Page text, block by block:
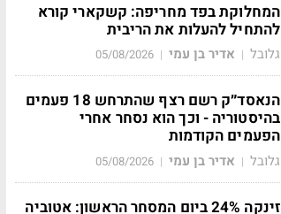
המחלוקת בפד מחריפה: קשקארי קורא
להתחיל להעלות את הריבית
גלובל | אדיר בן עמי |
05/08/2026
הנאסד״ק רשם רצף שהתרחש 18 פעמים
בהיסטוריה - וכך הוא נסחר אחרי
הפעמים הקודמות
גלובל | אדיר בן עמי |
05/08/2026
זינקה 24% ביום המסחר הראשון: אטוביה